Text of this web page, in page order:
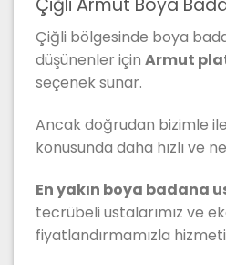
Çiğli Armut Boya
Çiğli bölgesinde boya
düşünenler için Armut
seçenek sunar.
Ancak doğrudan bizimle
konusunda daha hızlı ve
En yakın boya badana
tecrübeli ustalarımız ve
fiyatlandırmamızla